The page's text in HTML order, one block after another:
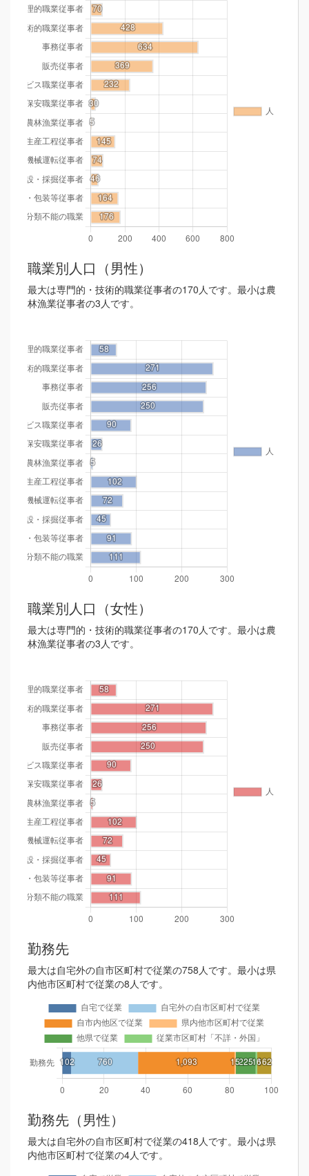
職業別人口（男性）
最大は専門的・技術的職業従事者の170人です。最小は農
林漁業従事者の3人です。
職業別人口（女性）
最大は専門的・技術的職業従事者の170人です。最小は農
林漁業従事者の3人です。
勤務先
最大は自宅外の自市区町村で従業の758人です。最小は県
内他市区町村で従業の8人です。
勤務先（男性）
最大は自宅外の自市区町村で従業の418人です。最小は県
内他市区町村で従業の4人です。